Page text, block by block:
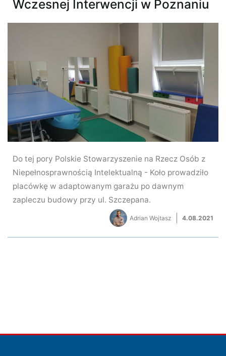
Wczesnej Interwencji w Poznaniu
Do tej pory Polskie Stowarzyszenie na Rzecz Osób z
Niepełnosprawnością Intelektualną - Koło prowadziło
placówkę w adaptowanym garażu po dawnym
zapleczu budowy przy ul. Szczepana.
Adrian Wojtasz 4.08.2021